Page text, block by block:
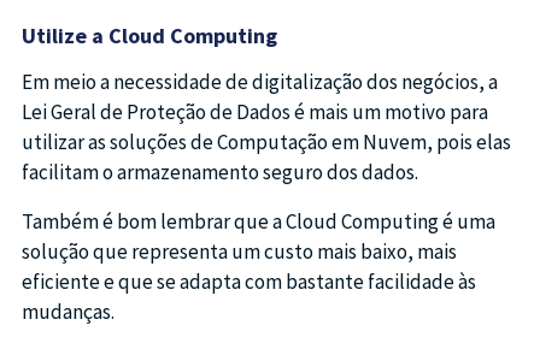
Utilize a Cloud Computing
Em meio a necessidade de digitalização dos negócios, a
Lei Geral de Proteção de Dados é mais um motivo para
utilizar as soluções de Computação em Nuvem, pois elas
facilitam o armazenamento seguro dos dados.
Também é bom lembrar que a Cloud Computing é uma
solução que representa um custo mais baixo, mais
eficiente e que se adapta com bastante facilidade às
mudanças.